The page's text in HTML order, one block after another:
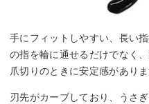
手にフィットしやすい、長い
の指を輪に通せるだけでなく
爪切りのときに安定感がありま
刃先がカーブしており、うさ